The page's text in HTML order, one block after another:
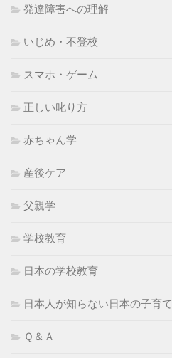
発達障害への理解
いじめ・不登校
スマホ・ゲーム
正しい叱り方
赤ちゃん学
産後ケア
父親学
学校教育
日本の学校教育
日本人が知らない日本の子育て
Ｑ＆Ａ